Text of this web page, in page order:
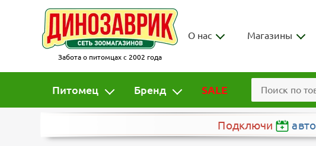
Забота о питомцах с 2002 года
О нас Магазины
Питомец Бренд SALE
Подключи